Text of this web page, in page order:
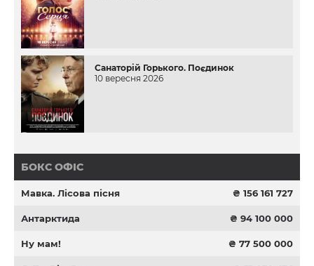
Санаторій Горького. Поєдинок
10 вересня 2026
БОКС ОФІС
Мавка. Лісова пісня ₴ 156 161 727
Антарктида ₴ 94 100 000
Ну мам! ₴ 77 500 000